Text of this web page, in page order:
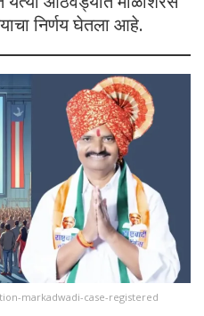
निर्णय घेतला आहे.
markadwadi-case-registered